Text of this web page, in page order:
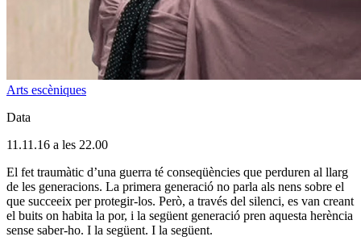
Arts escèniques
Data
11.11.16 a les 22.00
El fet traumàtic d’una guerra té conseqüències que perduren al llarg
de les generacions. La primera generació no parla als nens sobre el
que succeeix per protegir-los. Però, a través del silenci, es van creant
el buits on habita la por, i la següent generació pren aquesta herència
sense saber-ho. I la següent. I la següent.